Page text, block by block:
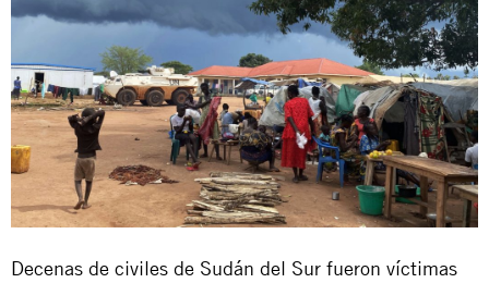
Decenas de civiles de Sudán del Sur fueron víctimas